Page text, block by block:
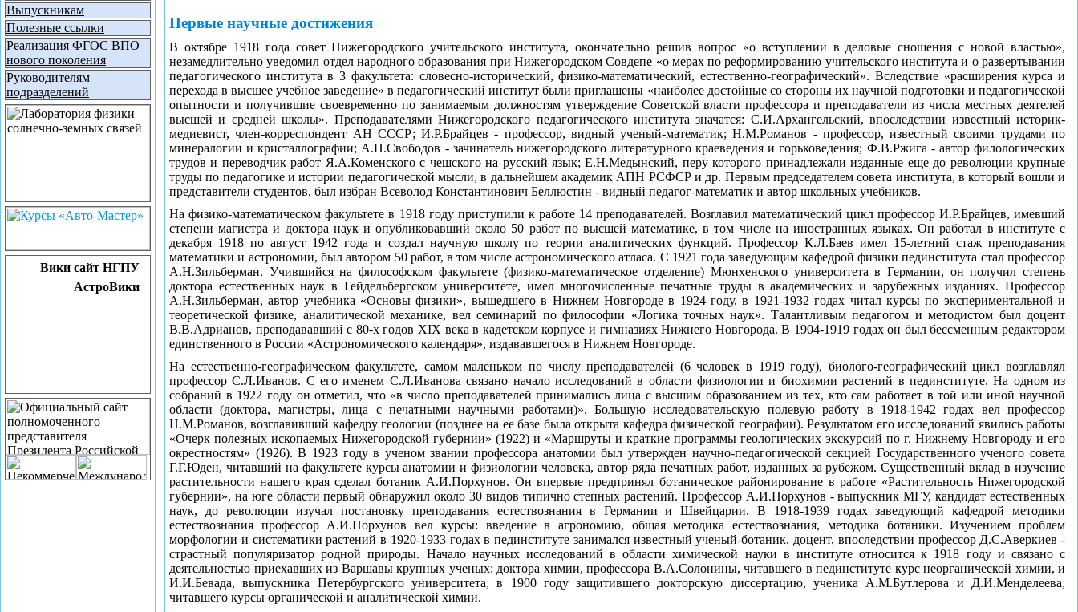
Выпускникам
Полезные ссылки
Реализация ФГОС ВПО
нового поколения
Руководителям
подразделений
Вики сайт НГПУ
АстроВики
Первые научные достижения
В октябре 1918 года совет Нижегородского учительского института, окончательно решив вопрос «о вступлении в деловые сношения с новой властью»,
незамедлительно уведомил отдел народного образования при Нижегородском Совдепе «о мерах по реформированию учительского института и о развертывании
педагогического института в 3 факультета: словесно-исторический, физико-математический, естественно-географический». Вследствие «расширения курса и
перехода в высшее учебное заведение» в педагогический институт были приглашены «наиболее достойные со стороны их научной подготовки и педагогической
опытности и получившие своевременно по занимаемым должностям утверждение Советской власти профессора и преподаватели из числа местных деятелей
высшей и средней школы». Преподавателями Нижегородского педагогического института значатся: С.И.Архангельский, впоследствии известный историк-
медиевист, член-корреспондент АН СССР; И.Р.Брайцев - профессор, видный ученый-математик; Н.М.Романов - профессор, известный своими трудами по
минералогии и кристаллографии; А.Н.Свободов - зачинатель нижегородского литературного краеведения и горьковедения; Ф.В.Ржига - автор филологических
трудов и переводчик работ Я.А.Коменского с чешского на русский язык; Е.Н.Медынский, перу которого принадлежали изданные еще до революции крупные
труды по педагогике и истории педагогической мысли, в дальнейшем академик АПН РСФСР и др. Первым председателем совета института, в который вошли и
представители студентов, был избран Всеволод Константинович Беллюстин - видный педагог-математик и автор школьных учебников.
На физико-математическом факультете в 1918 году приступили к работе 14 преподавателей. Возглавил математический цикл профессор И.Р.Брайцев, имевший
степени магистра и доктора наук и опубликовавший около 50 работ по высшей математике, в том числе на иностранных языках. Он работал в институте с
декабря 1918 по август 1942 года и создал научную школу по теории аналитических функций. Профессор К.Л.Баев имел 15-летний стаж преподавания
математики и астрономии, был автором 50 работ, в том числе астрономического атласа. С 1921 года заведующим кафедрой физики пединститута стал профессор
А.Н.Зильберман. Учившийся на философском факультете (физико-математическое отделение) Мюнхенского университета в Германии, он получил степень
доктора естественных наук в Гейдельбергском университете, имел многочисленные печатные труды в академических и зарубежных изданиях. Профессор
А.Н.Зильберман, автор учебника «Основы физики», вышедшего в Нижнем Новгороде в 1924 году, в 1921-1932 годах читал курсы по экспериментальной и
теоретической физике, аналитической механике, вел семинарий по философии «Логика точных наук». Талантливым педагогом и методистом был доцент
В.В.Адрианов, преподававший с 80-х годов XIX века в кадетском корпусе и гимназиях Нижнего Новгорода. В 1904-1919 годах он был бессменным редактором
единственного в России «Астрономического календаря», издававшегося в Нижнем Новгороде.
На естественно-географическом факультете, самом маленьком по числу преподавателей (6 человек в 1919 году), биолого-географический цикл возглавлял
профессор С.Л.Иванов. С его именем С.Л.Иванова связано начало исследований в области физиологии и биохимии растений в пединституте. На одном из
собраний в 1922 году он отметил, что «в число преподавателей принимались лица с высшим образованием из тех, кто сам работает в той или иной научной
области (доктора, магистры, лица с печатными научными работами)». Большую исследовательскую полевую работу в 1918-1942 годах вел профессор
Н.М.Романов, возглавивший кафедру геологии (позднее на ее базе была открыта кафедра физической географии). Результатом его исследований явились работы
«Очерк полезных ископаемых Нижегородской губернии» (1922) и «Маршруты и краткие программы геологических экскурсий по г. Нижнему Новгороду и его
окрестностям» (1926). В 1923 году в ученом звании профессора анатомии был утвержден научно-педагогической секцией Государственного ученого совета
Г.Г.Юден, читавший на факультете курсы анатомии и физиологии человека, автор ряда печатных работ, изданных за рубежом. Существенный вклад в изучение
растительности нашего края сделал ботаник А.И.Порхунов. Он впервые предпринял ботаническое районирование в работе «Растительность Нижегородской
губернии», на юге области первый обнаружил около 30 видов типично степных растений. Профессор А.И.Порхунов - выпускник МГУ, кандидат естественных
наук, до революции изучал постановку преподавания естествознания в Германии и Швейцарии. В 1918-1939 годах заведующий кафедрой методики
естествознания профессор А.И.Порхунов вел курсы: введение в агрономию, общая методика естествознания, методика ботаники. Изучением проблем
морфологии и систематики растений в 1920-1933 годах в пединституте занимался известный ученый-ботаник, доцент, впоследствии профессор Д.С.Аверкиев -
страстный популяризатор родной природы. Начало научных исследований в области химической науки в институте относится к 1918 году и связано с
деятельностью приехавших из Варшавы крупных ученых: доктора химии, профессора В.А.Солонины, читавшего в пединституте курс неорганической химии, и
И.И.Бевада, выпускника Петербургского университета, в 1900 году защитившего докторскую диссертацию, ученика А.М.Бутлерова и Д.И.Менделеева,
читавшего курсы органической и аналитической химии.